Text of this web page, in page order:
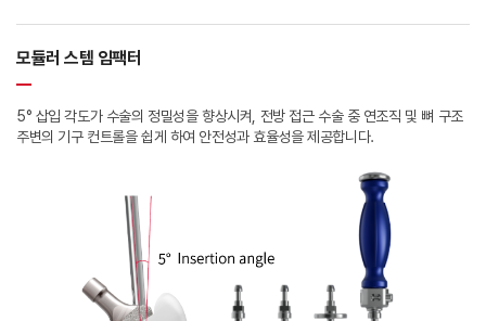
모듈러 스템 임팩터
5° 삽입 각도가 수술의 정밀성을 향상시켜, 전방 접근 수술 중 연조직 및 뼈 구조
주변의 기구 컨트롤을 쉽게 하여 안전성과 효율성을 제공합니다.